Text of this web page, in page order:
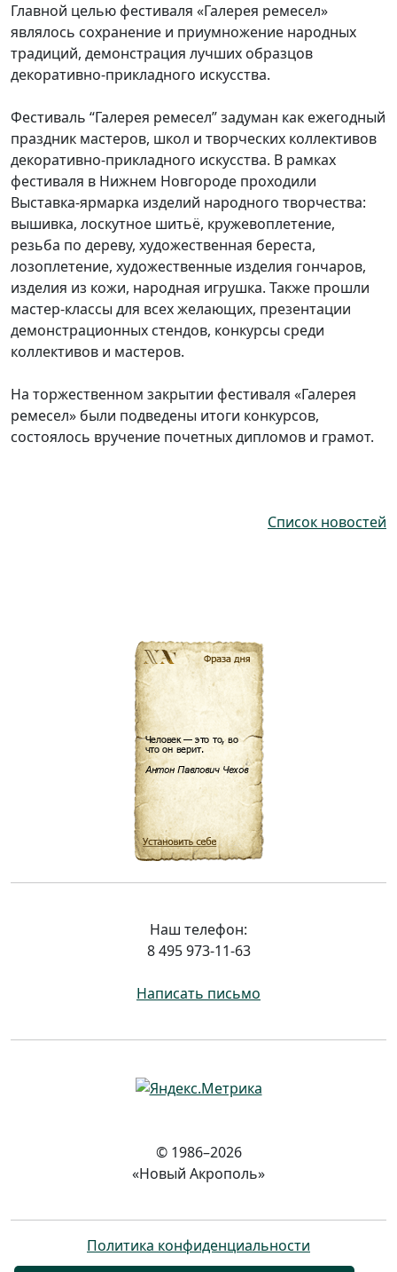
Главной целью фестиваля «Галерея ремесел»
являлось сохранение и приумножение народных
традиций, демонстрация лучших образцов
декоративно-прикладного искусства.
Фестиваль “Галерея ремесел” задуман как ежегодный
праздник мастеров, школ и творческих коллективов
декоративно-прикладного искусства. В рамках
фестиваля в Нижнем Новгороде проходили
Выставка-ярмарка изделий народного творчества:
вышивка, лоскутное шитьё, кружевоплетение,
резьба по дереву, художественная береста,
лозоплетение, художественные изделия гончаров,
изделия из кожи, народная игрушка. Также прошли
мастер-классы для всех желающих, презентации
демонстрационных стендов, конкурсы среди
коллективов и мастеров.
На торжественном закрытии фестиваля «Галерея
ремесел» были подведены итоги конкурсов,
состоялось вручение почетных дипломов и грамот.
Список новостей
Наш телефон:
8 495 973-11-63
Написать письмо
© 1986–2026
«Новый Акрополь»
Политика конфиденциальности